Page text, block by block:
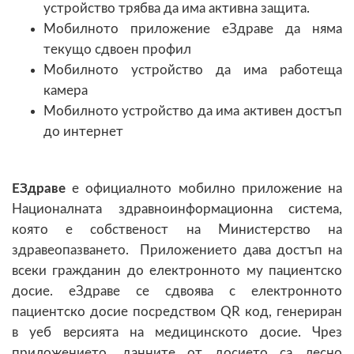
устройство трябва да има активна защита.
Мобилното приложение еЗдраве да няма
текущо сдвоен профил
Мобилното устройство да има работеща
камера
Мобилното устройство да има активен достъп
до интернет
ЕЗдраве е официалното мобилно приложение на
Националната здравноинформационна система,
която е собственост на Министерство на
здравеопазването. Приложението дава достъп на
всеки гражданин до електронното му пациентско
досие. еЗдраве се сдвоява с електронното
пациентско досие посредством QR код, генериран
в уеб версията на медицинското досие. Чрез